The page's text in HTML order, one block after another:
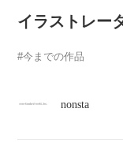
イラストレー
今までの作品
nonsta